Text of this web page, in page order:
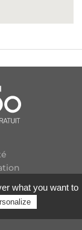
réservés
what you want to